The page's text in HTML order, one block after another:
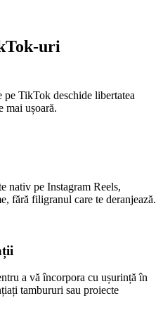
uri
TikTok deschide libertatea
mai ușoară.
nativ pe Instagram Reels,
fără filigranul care te deranjează.
a vă încorpora cu ușurință în
tambururi sau proiecte